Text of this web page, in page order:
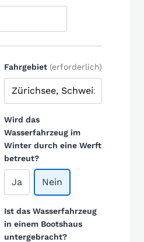
Fahrgebiet (erforderlich)
Wird das
Wasserfahrzeug im
Winter durch eine Werft
betreut?
Ja Nein
Ist das Wasserfahrzeug
in einem Bootshaus
untergebracht?